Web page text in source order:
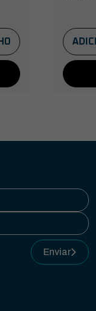
Enviar